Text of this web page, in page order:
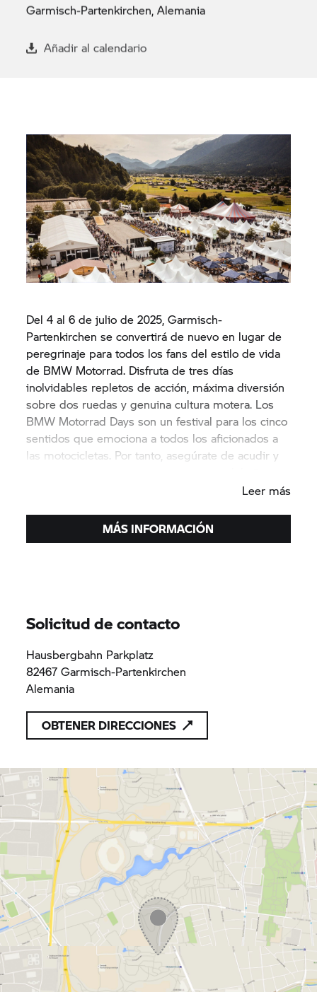
Garmisch-Partenkirchen, Alemania
Añadir al calendario
Del 4 al 6 de julio de 2025, Garmisch-
Partenkirchen se convertirá de nuevo en lugar de
peregrinaje para todos los fans del estilo de vida
de BMW Motorrad. Disfruta de tres días
inolvidables repletos de acción, máxima diversión
sobre dos ruedas y genuina cultura motera. Los
BMW Motorrad Days son un festival para los cinco
sentidos que emociona a todos los aficionados a
las motocicletas. Por tanto, asegúrate de acudir y
Leer más
MÁS INFORMACIÓN
Solicitud de contacto
Hausbergbahn Parkplatz
82467 Garmisch-Partenkirchen
Alemania
OBTENER DIRECCIONES